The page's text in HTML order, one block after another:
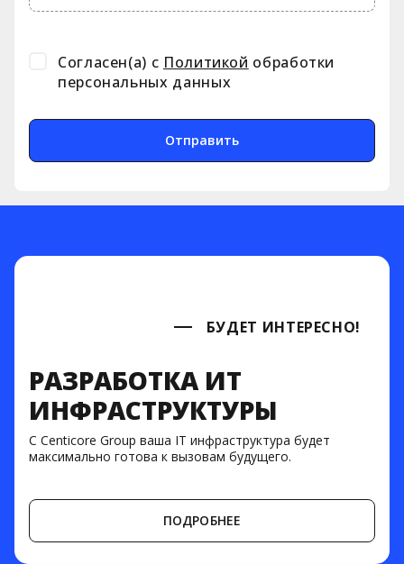
Согласен(а) с Политикой обработки
персональных данных
Отправить
БУДЕТ ИНТЕРЕСНО!
РАЗРАБОТКА ИТ
ИНФРАСТРУКТУРЫ
С Centicore Group ваша IT инфраструктура будет
максимально готова к вызовам будущего.
ПОДРОБНЕЕ